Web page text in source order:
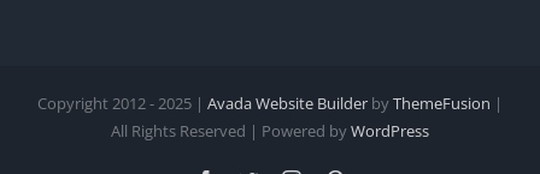
Copyright 2012 - 2025 | Avada Website Builder byThemeFusion |
All Rights Reserved | Powered byWordPress